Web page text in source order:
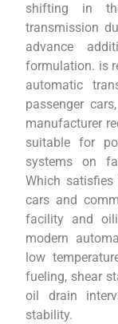
shifting in
transmission
advance
formulation. is
automatic
passenger
manufacturer
suitable for
systems on
Which
cars and
facility and
modern
low
fueling, shear
oil drain
stability.